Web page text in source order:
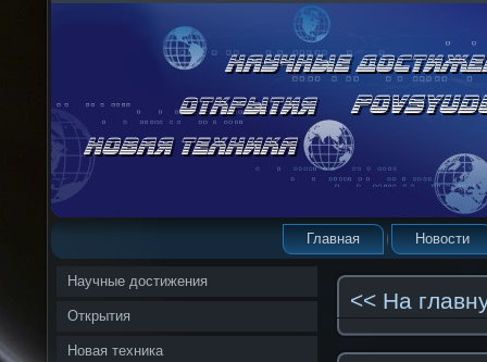
Главная Новости
Научные достижения
Открытия
Новая техника
<< На